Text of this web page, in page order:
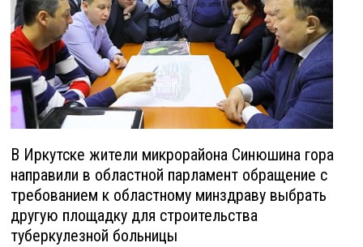
В Иркутске жители микрорайона Синюшина гора
направили в областной парламент обращение с
требованием к областному минздраву выбрать
другую площадку для строительства
туберкулезной больницы